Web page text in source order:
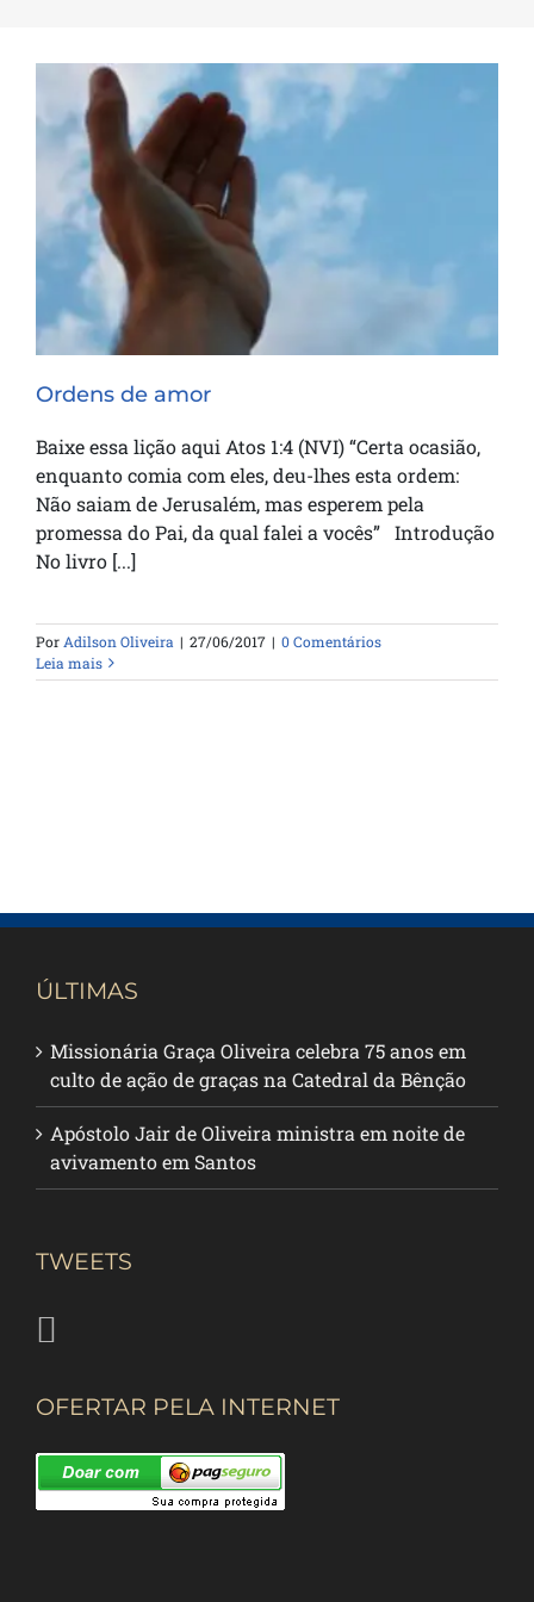
Ordens de amor
Ordens de amor
Baixe essa lição aqui Atos 1:4 (NVI) “Certa ocasião,
enquanto comia com eles, deu-lhes esta ordem:
Não saiam de Jerusalém, mas esperem pela
promessa do Pai, da qual falei a vocês” Introdução
No livro [...]
PorAdilson Oliveira | 27/06/2017 | 0 Comentários
Leia mais
ÚLTIMAS
Missionária Graça Oliveira celebra 75 anos em
culto de ação de graças na Catedral da Bênção
Apóstolo Jair de Oliveira ministra em noite de
avivamento em Santos
TWEETS
OFERTAR PELA INTERNET